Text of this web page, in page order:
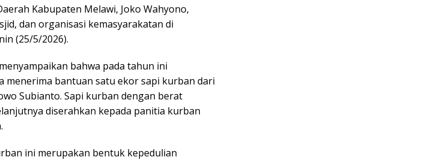
Kabupaten Melawi, Joko Wahyono,
dan organisasi kemasyarakatan di
(25/5/2026).
bahwa pada tahun ini
menerima bantuan satu ekor sapi kurban dari
Subianto. Sapi kurban dengan berat
diserahkan kepada panitia kurban
ini merupakan bentuk kepedulian